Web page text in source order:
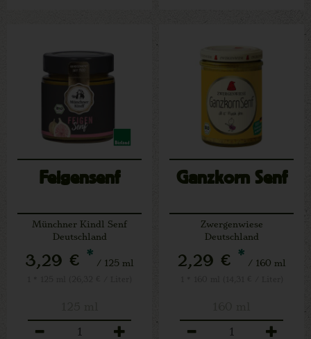
Feigensenf
Münchner Kindl Senf
Deutschland
3,29 € * / 125 ml
Ganzkorn Senf
Zwergenwiese
Deutschland
2,29 € * / 160 ml